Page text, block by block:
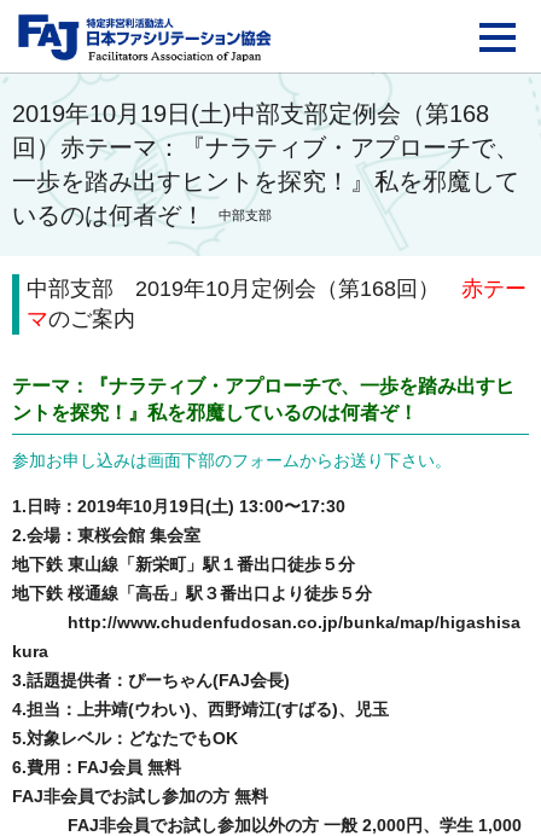
FAJ：特定非営利活動
2019年10月19日(土)中部支部定例会（第168
回）赤テーマ：『ナラティブ・アプローチで、
一歩を踏み出すヒントを探究！』私を邪魔して
いるのは何者ぞ！
中部支部
中部支部 2019年10月定例会（第168回） 赤テー
マのご案内
テーマ：『ナラティブ・アプローチで、一歩を踏み出すヒ
ントを探究！』私を邪魔しているのは何者ぞ！
参加お申し込みは画面下部のフォームからお送り下さい。
1.日時：2019年10月19日(土) 13:00〜17:30
2.会場：東桜会館 集会室
地下鉄 東山線「新栄町」駅１番出口徒歩５分
地下鉄 桜通線「高岳」駅３番出口より徒歩５分
http://www.chudenfudosan.co.jp/bunka/map/higashisa
kura
3.話題提供者：ぴーちゃん(FAJ会長)
4.担当：上井靖(ウわい)、西野靖江(すばる)、児玉
5.対象レベル：どなたでもOK
6.費用：FAJ会員 無料
FAJ非会員でお試し参加の方 無料
FAJ非会員でお試し参加以外の方 一般 2,000円、学生 1,000